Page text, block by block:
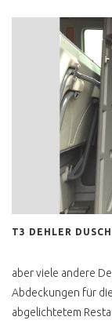
H
T3
T3 1.9 TD,
T3
ABK
BOXER
3
T3
T3 GPS
T3 DEHLER
aber viele andere
Abdeckungen für
abgelichtetem